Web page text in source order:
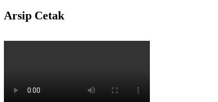
Arsip Cetak